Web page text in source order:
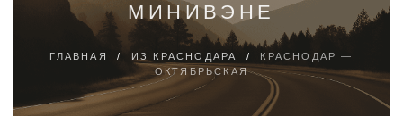
МИНИВЭНЕ
ГЛАВНАЯ / ИЗ КРАСНОДАРА / КРАСНОДАР —
ОКТЯБРЬСКАЯ